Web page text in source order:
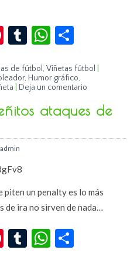
Pinterest
TumblrWhatsApp
de fútbol ,Viñetas fútbol
, Humor gráfico,
Deja un comentario
ataques de
admin
un penalty es lo más
de ira no sirven de nada…
Pinterest
TumblrWhatsApp